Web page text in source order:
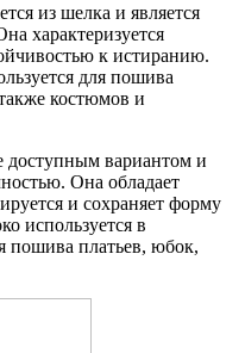
из шелка и является
характеризуется
к истиранию.
для пошива
костюмов и
доступным вариантом и
Она обладает
и сохраняет форму
используется в
пошива платьев, юбок,